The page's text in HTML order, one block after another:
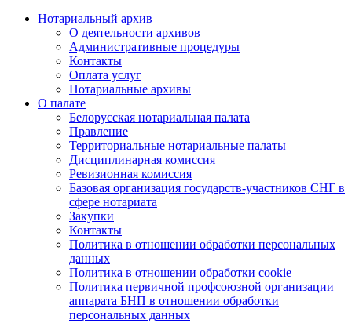
Нотариальный архив
О деятельности архивов
Административные процедуры
Контакты
Оплата услуг
Нотариальные архивы
О палате
Белорусская нотариальная палата
Правление
Территориальные нотариальные палаты
Дисциплинарная комиссия
Ревизионная комиссия
Базовая организация государств-участников СНГ в
сфере нотариата
Закупки
Контакты
Политика в отношении обработки персональных
данных
Политика в отношении обработки cookie
Политика первичной профсоюзной организации
аппарата БНП в отношении обработки
персональных данных